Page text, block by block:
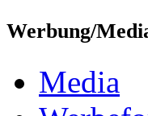
Werbung/
Media